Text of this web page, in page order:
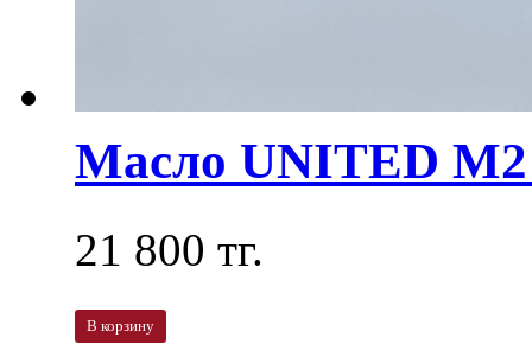
Масло UNITED
21 800 тг.
В корзину